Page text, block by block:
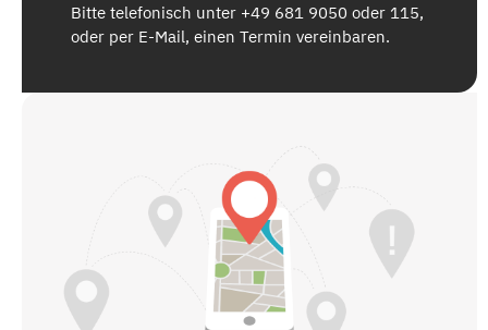
Bitte telefonisch unter +49 681 9050 oder 115,
oder per E-Mail, einen Termin vereinbaren.